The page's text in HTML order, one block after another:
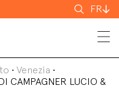
FR
• Venezia •
CAMPAGNER LUCIO &